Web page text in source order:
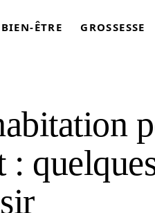
BIEN-ÊTRE GROSSESSE
: